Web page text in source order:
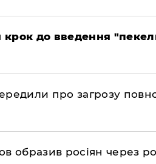
до введення
про загрозу
образив росіян через